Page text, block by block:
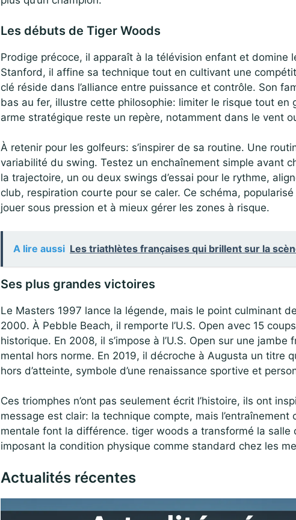
Les débuts de Tiger Woods
Prodige précoce, il apparaît à la télévision enfant et domine
Stanford, il affine sa technique tout en cultivant une
clé réside dans l’alliance entre puissance et contrôle. Son
bas au fer, illustre cette philosophie: limiter le risque tout en
arme stratégique reste un repère, notamment dans le vent
À retenir pour les golfeurs: s’inspirer de sa routine. Une
variabilité du swing. Testez un enchaînement simple avant
la trajectoire, un ou deux swings d’essai pour le rythme,
club, respiration courte pour se caler. Ce schéma,
jouer sous pression et à mieux gérer les zones à risque.
A lire aussi Les triathlètes françaises qui brillent sur la
Ses plus grandes victoires
Le Masters 1997 lance la légende, mais le point culminant
2000. À Pebble Beach, il remporte l’U.S. Open avec 15
historique. En 2008, il s’impose à l’U.S. Open sur une jambe
mental hors norme. En 2019, il décroche à Augusta un titre
hors d’atteinte, symbole d’une renaissance sportive et
Ces triomphes n’ont pas seulement écrit l’histoire, ils ont
message est clair: la technique compte, mais l’entraînement
mentale font la différence. tiger woods a transformé la salle
imposant la condition physique comme standard chez les
Actualités récentes